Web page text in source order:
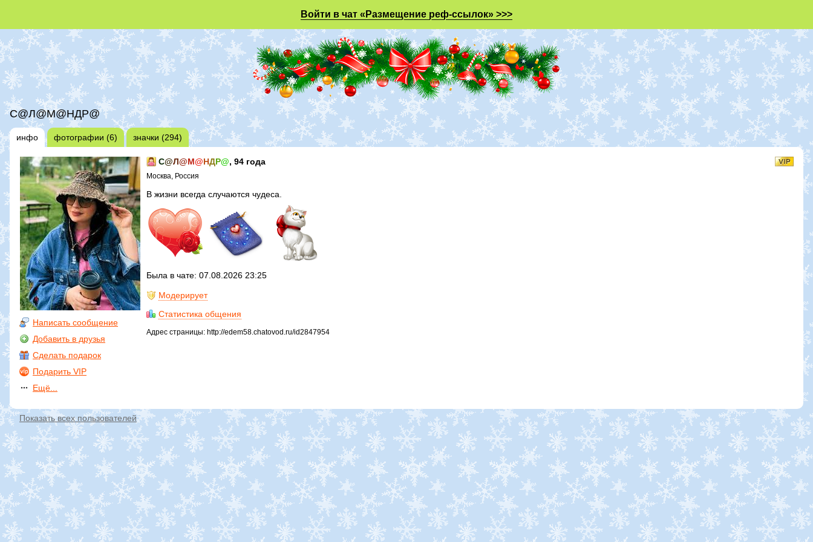
Войти в чат «Размещение реф-ссылок» >>>
С@Л@М@НДР@
инфо фотографии (6) значки (294)
Написать сообщение
Добавить в друзья
Сделать подарок
Подарить VIP
Ещё...
С@Л@М@НДР@, 94 года
Москва, Россия
В жизни всегда случаются чудеса.
Была в чате: 07.08.2026 23:25
Модерирует
Статистика общения
Адрес страницы: http://edem58.chatovod.ru/id2847954
Показать всех пользователей